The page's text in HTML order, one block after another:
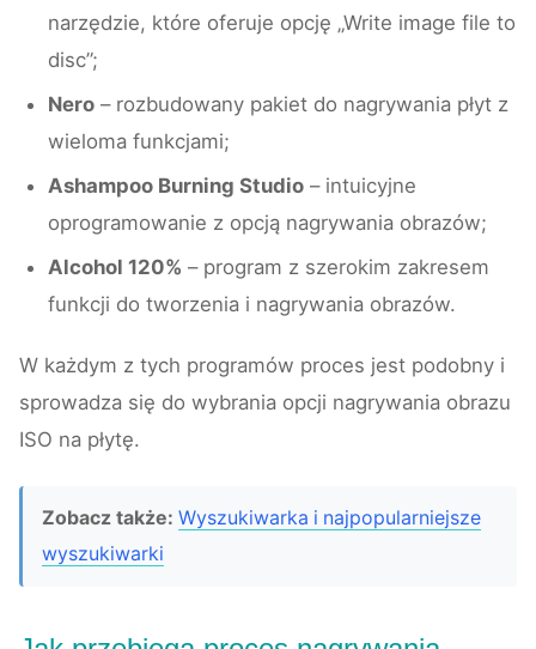
narzędzie, które oferuje opcję „Write image file to
disc”;
Nero – rozbudowany pakiet do nagrywania płyt z
wieloma funkcjami;
Ashampoo Burning Studio – intuicyjne
oprogramowanie z opcją nagrywania obrazów;
Alcohol 120% – program z szerokim zakresem
funkcji do tworzenia i nagrywania obrazów.
W każdym z tych programów proces jest podobny i
sprowadza się do wybrania opcji nagrywania obrazu
ISO na płytę.
Zobacz także: Wyszukiwarka i najpopularniejsze
wyszukiwarki